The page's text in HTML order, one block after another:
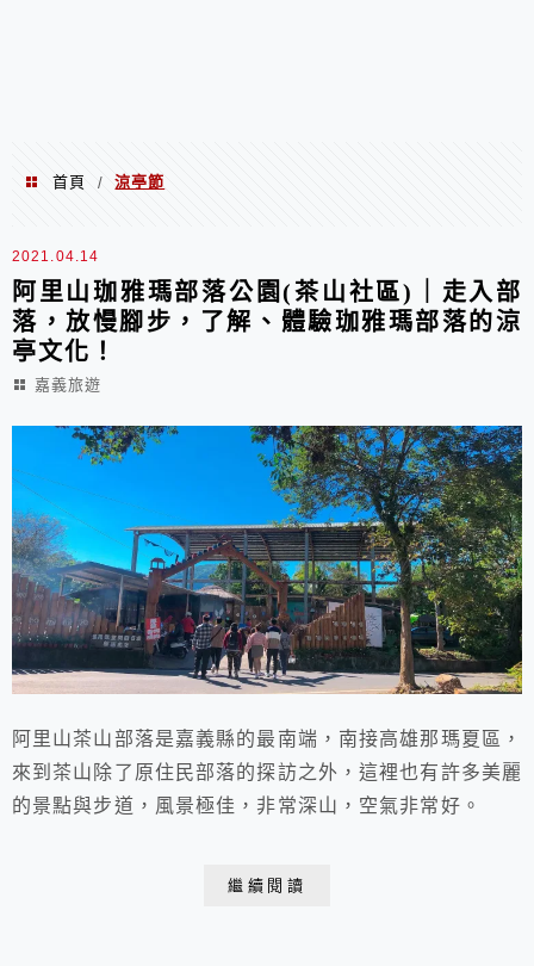
首頁 / 涼亭節
涼亭節
2021.04.14
阿里山珈雅瑪部落公園(茶山社區)｜走入部
落，放慢腳步，了解、體驗珈雅瑪部落的涼
亭文化！
嘉義旅遊
阿里山茶山部落是嘉義縣的最南端，南接高雄那瑪夏區，
來到茶山除了原住民部落的探訪之外，這裡也有許多美麗
的景點與步道，風景極佳，非常深山，空氣非常好。
繼續閱讀